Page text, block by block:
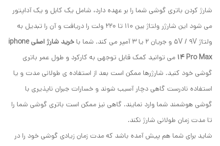
شارژ کردن باتری گوشی شما را بر عهده دارد، شامل یک کابل و یک آداپتور
می شود این شارژر ولتاژ بین 110 تا 220 ولت را دریافت و آن را تبدیل به
ولتاژ 5V / 9V و جریان 2 یا 3 آمپر می کند. شما با
خرید شارژ اصلی iphone
14 Pro Max می توانید کمک قابل توجهی به کارکرد و طول عمر باتری
گوشی خود کنید. شارژرها ممکن است بعد از استفاده ی طولانی مدت و یا
استفاده نادرست گاهی دچار آسیب شوند و خسارات جبران ناپذیری با
گوشی هوشمند شما وارد نمایند. گاهی نیز ممکن است باتری گوشی شما را
تا مدت زمان طولانی شارژ نکند.
شاید برای شما هم پیش آمده باشد که مدت زمان زیادی گوشی خود را در